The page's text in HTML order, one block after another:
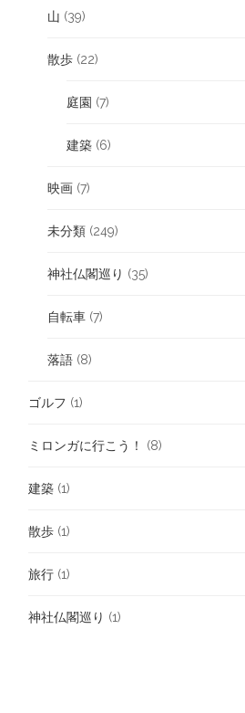
山 (39)
散歩 (22)
庭園 (7)
建築 (6)
映画 (7)
未分類 (249)
神社仏閣巡り (35)
自転車 (7)
落語 (8)
ゴルフ (1)
ミロンガに行こう！ (8)
建築 (1)
散歩 (1)
旅行 (1)
神社仏閣巡り (1)